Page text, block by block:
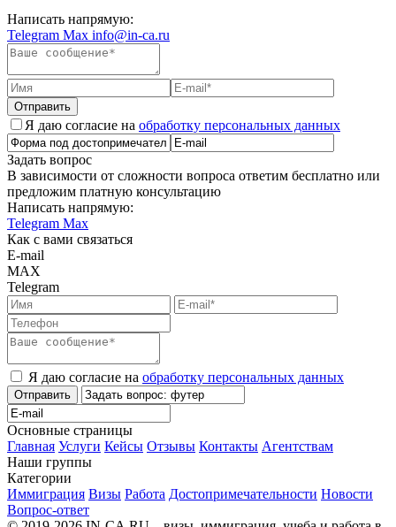
Написать напрямую:
Telegram Max info@in-ca.ru
Отправить
Я даю согласие на обработку персональных данных
Задать вопрос
В зависимости от сложности вопроса ответим бесплатно или
предложим платную консультацию
Написать напрямую:
Telegram Max
Как с вами связаться
E-mail
MAX
Telegram
Я даю согласие на обработку персональных данных
Отправить
Основные страницы
Главная Услуги Кейсы Отзывы Контакты Агентствам
Наши группы
Категории
Иммиграция Визы Работа Достопримечательности Новости
Вопрос-ответ